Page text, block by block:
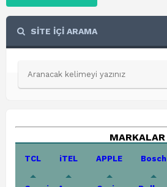
SİTE İÇİ ARAMA
MARKALAR
TCL iTEL APPLE Bosch